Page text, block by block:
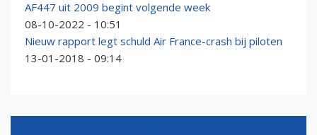
AF447 uit 2009 begint volgende week
08-10-2022 - 10:51
Nieuw rapport legt schuld Air France-crash bij piloten
13-01-2018 - 09:14